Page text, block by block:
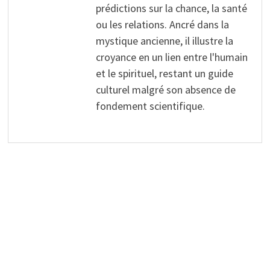
prédictions sur la chance, la santé
ou les relations. Ancré dans la
mystique ancienne, il illustre la
croyance en un lien entre l'humain
et le spirituel, restant un guide
culturel malgré son absence de
fondement scientifique.